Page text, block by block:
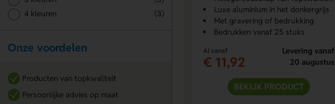
Luxe aluminium in het donkergrijs
Met gravering of bedrukking
Bedrukken vanaf 25 stuks
Al vanaf
€ 11,92
Levering vanaf
20 augustus
BEKIJK PRODUCT
4 kleuren
(3)
Onze voordelen
Producten van topkwaliteit
Persoonlijke advies op maat